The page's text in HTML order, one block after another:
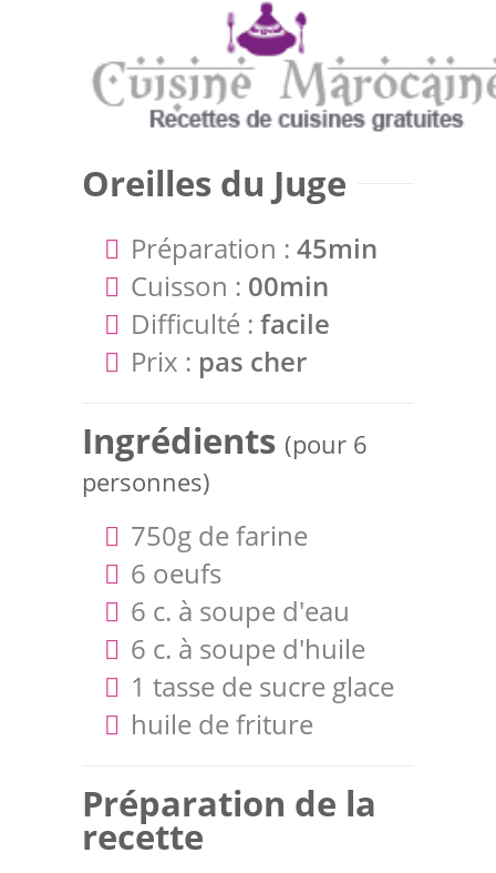
Oreilles du Juge
Préparation : 45min
Cuisson : 00min
Difficulté : facile
Prix : pas cher
Ingrédients (pour 6
personnes)
750g de farine
6 oeufs
6 c. à soupe d'eau
6 c. à soupe d'huile
1 tasse de sucre glace
huile de friture
Préparation de la
recette